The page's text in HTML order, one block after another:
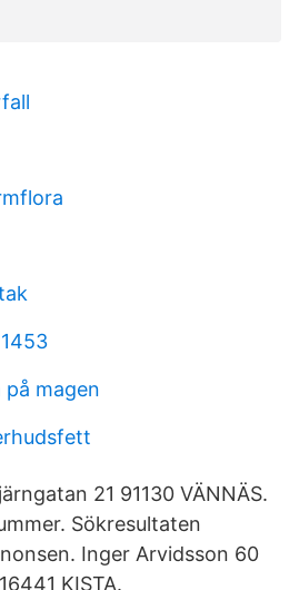
på magen
21 91130 VÄNNÄS.
Sökresultaten
Inger Arvidsson 60
KISTA.